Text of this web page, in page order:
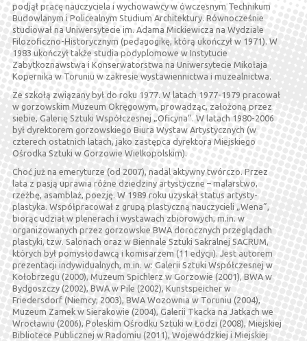
podjął pracę nauczyciela i wychowawcy w ówczesnym Technikum
Budowlanym i Policealnym Studium Architektury. Równocześnie
studiował na Uniwersytecie im. Adama Mickiewicza na Wydziale
Filozoficzno-Historycznym (pedagogikę, którą ukończył w 1971). W
1983 ukończył także studia podyplomowe w Instytucie
Zabytkoznawstwa i Konserwatorstwa na Uniwersytecie Mikołaja
Kopernika w Toruniu w zakresie wystawiennictwa i muzealnictwa.
Ze szkołą związany był do roku 1977. W latach 1977-1979 pracował
w gorzowskim Muzeum Okręgowym, prowadząc, założoną przez
siebie, Galerię Sztuki Współczesnej „Oficyna”. W latach 1980-2006
był dyrektorem gorzowskiego Biura Wystaw Artystycznych (w
czterech ostatnich latach, jako zastępca dyrektora Miejskiego
Ośrodka Sztuki w Gorzowie Wielkopolskim).
Choć już na emeryturze (od 2007), nadal aktywny twórczo. Przez
lata z pasją uprawia różne dziedziny artystyczne – malarstwo,
rzeźbę, asamblaż, poezję. W 1989 roku uzyskał status artysty-
plastyka. Współpracował z grupą plastyczną nauczycieli „Wena”,
biorąc udział w plenerach i wystawach zbiorowych, m.in. w
organizowanych przez gorzowskie BWA dorocznych przeglądach
plastyki, tzw. Salonach oraz w Biennale Sztuki Sakralnej SACRUM,
których był pomysłodawcą i komisarzem (11 edycji). Jest autorem
prezentacji indywidualnych, m.in. w: Galerii Sztuki Współczesnej w
Kołobrzegu (2000), Muzeum Spichlerz w Gorzowie (2001), BWA w
Bydgoszczy (2002), BWA w Pile (2002), Kunstspeicher w
Friedersdorf (Niemcy; 2003), BWA Wozownia w Toruniu (2004),
Muzeum Zamek w Sierakowie (2004), Galerii Tkacka na Jatkach we
Wrocławiu (2006), Poleskim Ośrodku Sztuki w Łodzi (2008), Miejskiej
Bibliotece Publicznej w Radomiu (2011), Wojewódzkiej i Miejskiej